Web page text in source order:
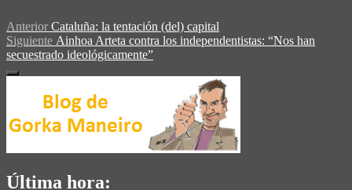
Anterior Cataluña: la tentación (del) capital
Siguiente Ainhoa Arteta contra los independentistas: “Nos han
secuestrado ideológicamente”
Última hora: